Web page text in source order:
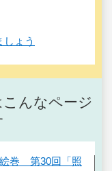
ょう
んなページ
絵巻 第30回「照